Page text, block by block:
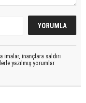
inançlara saldırı
yazılmış yorumlar